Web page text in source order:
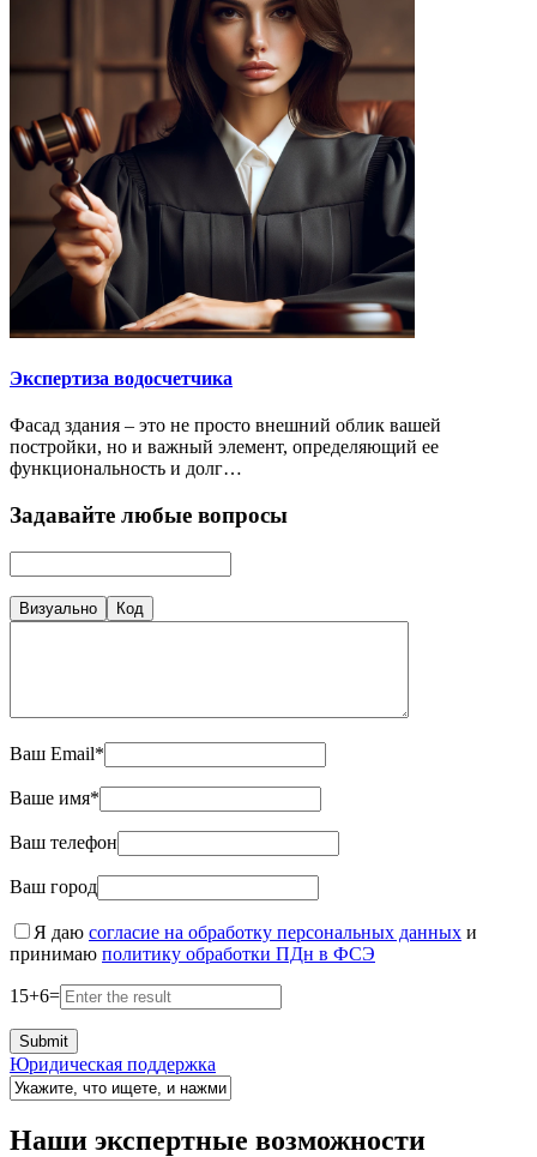
Экспертиза водосчетчика
Фасад здания – это не просто внешний облик вашей
постройки, но и важный элемент, определяющий ее
функциональность и долг…
Задавайте любые вопросы
Визуально Код
Ваш Email*
Ваше имя*
Ваш телефон
Ваш город
Я даю согласие на обработку персональных данных и
принимаю политику обработки ПДн в ФСЭ
15+6=
Юридическая поддержка
Наши экспертные возможности